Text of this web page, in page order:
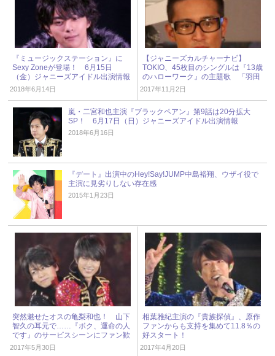
『ミュージックステーション』に
Sexy Zoneが登場！ 6月15日
（金）ジャニーズアイドル出演情報
2018年6月14日
【ジャニーズカルチャーナビ】
TOKIO、45枚目のシングルは『13歳
のハローワーク』の主題歌 「羽田
空港の奇跡/KIBOU」
2017年11月2日
嵐・二宮和也主演『ブラックペアン』第9話は20分拡大
SP！ 6月17日（日）ジャニーズアイドル出演情報
2018年6月16日
『デート』出演中のHey!Say!JUMP中島裕翔、ウザイ役で
主演に見劣りしない存在感
2015年1月23日
突然魅せたオスの亀梨和也！ 山下
智久の耳元で……『ボク、運命の人
です』のサービスシーンにファン歓
喜
2017年5月30日
相葉雅紀主演の『貴族探偵』、原作
ファンからも支持を集めて11.8％の
好スタート！
2017年4月20日